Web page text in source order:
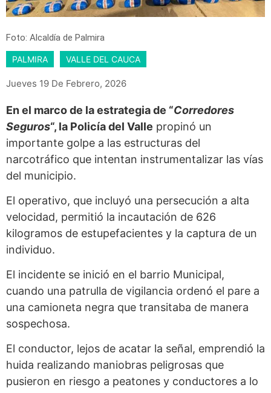
Foto: Alcaldía de Palmira
PALMIRA VALLE DEL CAUCA
Jueves 19 De Febrero, 2026
En el marco de la estrategia de “Corredores
Seguros“, la Policía del Valle propinó un
importante golpe a las estructuras del
narcotráfico que intentan instrumentalizar las vías
del municipio.
El operativo, que incluyó una persecución a alta
velocidad, permitió la incautación de 626
kilogramos de estupefacientes y la captura de un
individuo.
El incidente se inició en el barrio Municipal,
cuando una patrulla de vigilancia ordenó el pare a
una camioneta negra que transitaba de manera
sospechosa.
El conductor, lejos de acatar la señal, emprendió la
huida realizando maniobras peligrosas que
pusieron en riesgo a peatones y conductores a lo